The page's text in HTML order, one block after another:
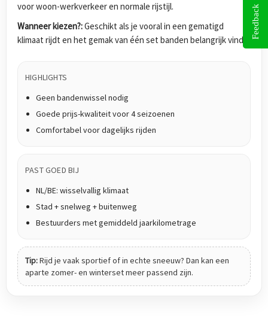
voor woon-werkverkeer en normale rijstijl.
Wanneer kiezen?:Geschikt als je vooral in een gematigd
klimaat rijdt en het gemak van één set banden belangrijk vindt.
HIGHLIGHTS
Geen bandenwissel nodig
Goede prijs-kwaliteit voor 4 seizoenen
Comfortabel voor dagelijks rijden
PAST GOED BIJ
NL/BE: wisselvallig klimaat
Stad + snelweg + buitenweg
Bestuurders met gemiddeld jaarkilometrage
Tip:Rijd je vaak sportief of in echte sneeuw? Dan kan een
aparte zomer- en winterset meer passend zijn.
Feedback